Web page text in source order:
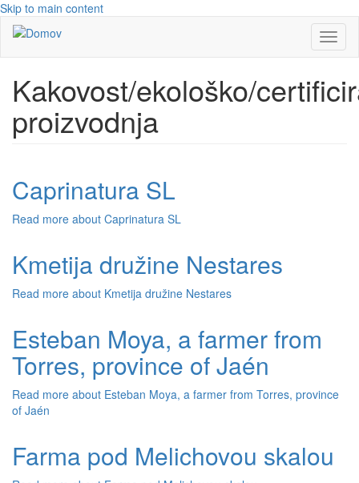
Skip to main content
Kakovost/ekološko/
proizvodnja
Caprinatura SL
Read more about Caprinatura SL
Kmetija družine Nestares
Read more about Kmetija družine Nestares
Esteban Moya, a farmer from
Torres, province of Jaén
Read more about Esteban Moya, a farmer from Torres, province
of Jaén
Farma pod Melichovou skalou